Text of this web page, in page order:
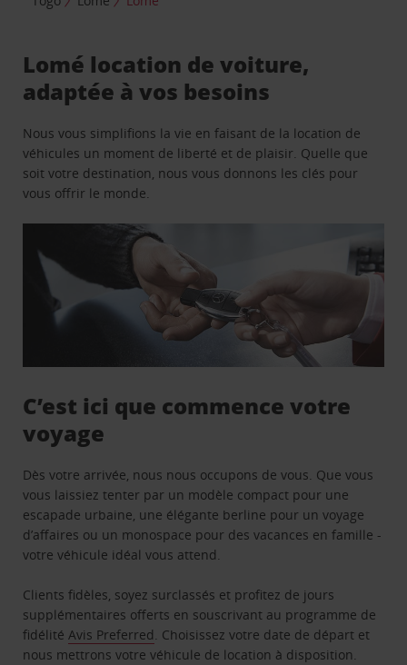
Lomé location de voiture,
adaptée à vos besoins
Nous vous simplifions la vie en faisant de la location de
véhicules un moment de liberté et de plaisir. Quelle que
soit votre destination, nous vous donnons les clés pour
vous offrir le monde.
C’est ici que commence votre
voyage
Dès votre arrivée, nous nous occupons de vous. Que vous
vous laissiez tenter par un modèle compact pour une
escapade urbaine, une élégante berline pour un voyage
d’affaires ou un monospace pour des vacances en famille -
votre véhicule idéal vous attend.
Clients fidèles, soyez surclassés et profitez de jours
supplémentaires offerts en souscrivant au programme de
fidélitéAvis Preferred. Choisissez votre date de départ et
nous mettrons votre véhicule de location à disposition.